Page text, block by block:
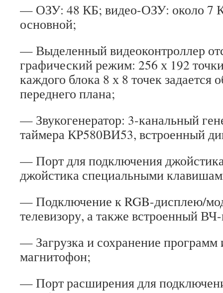
— ОЗУ: 48 КБ; видео-ОЗУ: около 7
основной;
— Выделенный видеоконтроллер
графический режим: 256 х 192
каждого блока 8 х 8 точек задается
переднего плана;
— Звукогенератор: 3-канальный
таймера КР580ВИ53, встроенный
— Порт для подключения
джойстика специальными
— Подключение к RGB-дисплею/
телевизору, а также встроенный
— Загрузка и сохранение
магнитофон;
— Порт расширения для